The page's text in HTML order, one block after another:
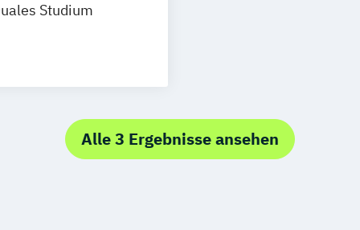
Studium
Alle 3 Ergebnisse ansehen